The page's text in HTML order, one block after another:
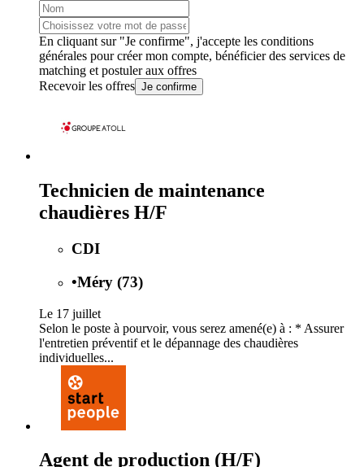
En cliquant sur "Je confirme", j'accepte les conditions
générales pour créer mon compte, bénéficier des services de
matching et postuler aux offres
Recevoir les offres Je confirme
Technicien de maintenance
chaudières H/F
CDI
•Méry (73)
Le 17 juillet
Selon le poste à pourvoir, vous serez amené(e) à : * Assurer
l'entretien préventif et le dépannage des chaudières
individuelles...
Agent de production (H/F)